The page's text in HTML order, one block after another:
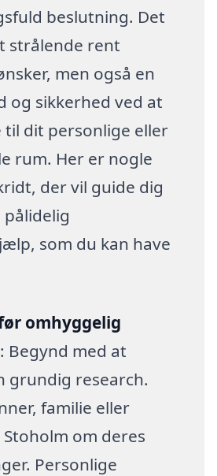
beslutning. Det
strålende rent
men også en
og sikkerhed ved at
til dit personlige eller
rum. Her er nogle
der vil guide dig
som du kan have
omhyggelig
: Begynd med at
grundig research.
familie eller
om deres
Personlige